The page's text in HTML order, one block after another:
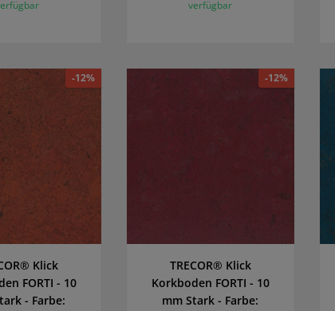
verfügbar
-12%
Klick
FORTI - 10
- Farbe:
-12%
TRECOR® Klick
Korkboden FORTI - 10
mm Stark - Farbe: